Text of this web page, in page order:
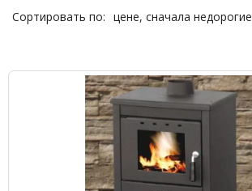
Сортировать по: цене, сначала недорогие